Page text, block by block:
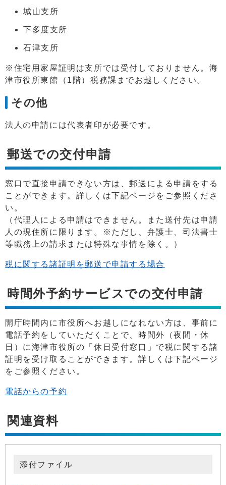
城山支所
下多度支所
石津支所
※住宅用家屋証明は支所では受付しておりません。海
津市役所東館（1階）税務課までお越しください。
その他
法人の申請には代表者印が必要です。
郵送での交付申請
窓口で直接申請できない方は、郵送による申請をする
ことができます。詳しくは下記ページをご参照くださ
い。
（代理人による申請はできません。また送付先は申請
人の現住所に限ります。※ただし、弁護士、司法書士
等職務上の請求または特殊な事情を除く。）
税に関する諸証明を郵送で申請する場合
時間外予約サービスでの交付申請
開庁時間内に市役所へお越しになれない方は、事前に
電話予約をしていただくことで、時間外（夜間・休
日）に海津市役所の「休日受付窓口」で税に関する諸
証明を受け取ることができます。詳しくは下記ページ
をご参照ください。
電話からの予約
関連資料
添付ファイル